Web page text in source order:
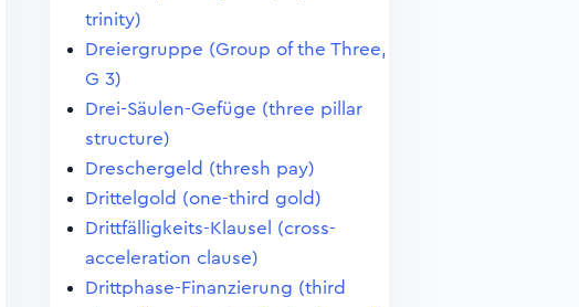
trinity)
Dreiergruppe (Group of the Three,
G 3)
Drei-Säulen-Gefüge (three pillar
structure)
Dreschergeld (thresh pay)
Drittelgold (one-third gold)
Drittfälligkeits-Klausel (cross-
acceleration clause)
Drittphase-Finanzierung (third